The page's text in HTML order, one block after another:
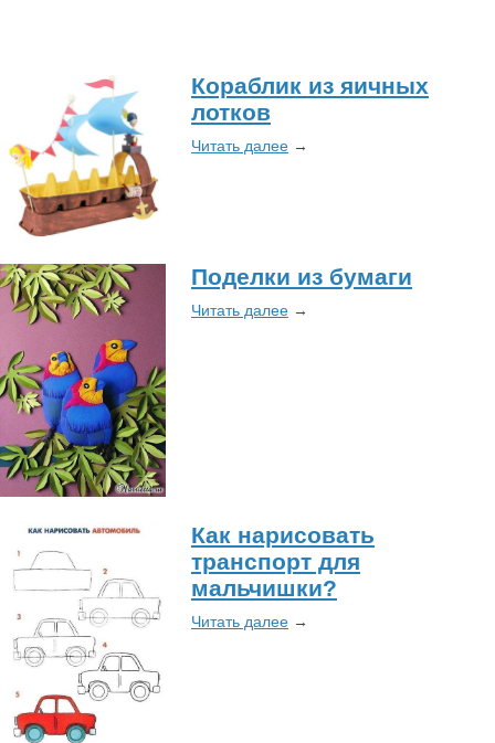
Кораблик из яичных
лотков
Читать далее →
Поделки из бумаги
Читать далее →
Как нарисовать
транспорт для
мальчишки?
Читать далее →